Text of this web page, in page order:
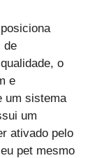
de
o
e
um sistema
um
ativado pelo
pet mesmo